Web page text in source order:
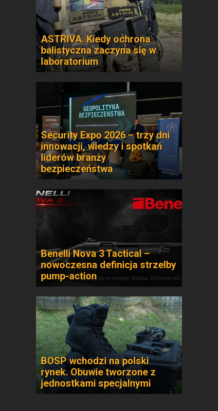
ASTRIVA. Kiedy ochrona
balistyczna zaczyna się w
laboratorium
Security Expo 2026 – trzy dni
innowacji, wiedzy i spotkań
liderów branży
bezpieczeństwa
Benelli Nova 3 Tactical –
nowoczesna definicja strzelby
pump-action
BOSP wchodzi na polski
rynek. Obuwie tworzone z
jednostkami specjalnymi